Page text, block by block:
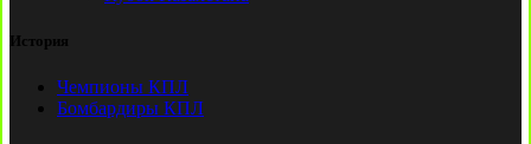
История
Чемпионы КПЛ
Бомбардиры КПЛ